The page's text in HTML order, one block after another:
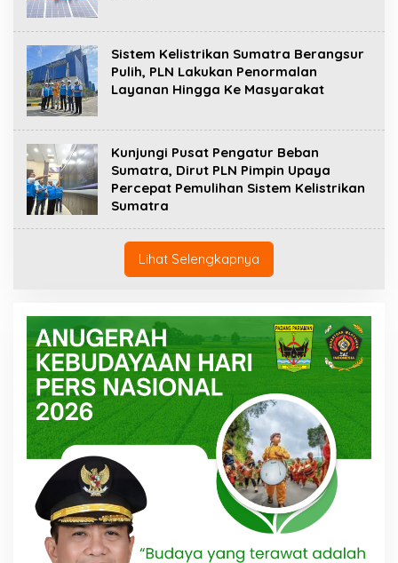
Sistem Kelistrikan Sumatra Berangsur
Pulih, PLN Lakukan Penormalan
Layanan Hingga Ke Masyarakat
Kunjungi Pusat Pengatur Beban
Sumatra, Dirut PLN Pimpin Upaya
Percepat Pemulihan Sistem Kelistrikan
Sumatra
Lihat Selengkapnya